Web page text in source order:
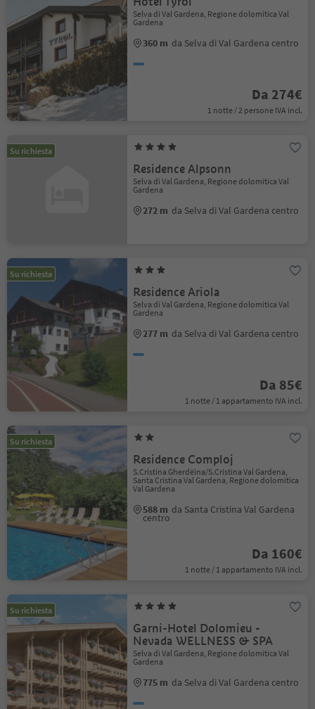
Selva di Val Gardena, Regione dolomitica Val
Gardena
360 m da Selva di Val Gardena centro
Da 274€
1 notte / 2 persone IVA incl.
Su richiesta
Residence Alpsonn
Selva di Val Gardena, Regione dolomitica Val
Gardena
272 m da Selva di Val Gardena centro
Su richiesta
Residence Ariola
Selva di Val Gardena, Regione dolomitica Val
Gardena
277 m da Selva di Val Gardena centro
Da 85€
1 notte / 1 appartamento IVA incl.
Su richiesta
Residence Comploj
S.Cristina Gherdëina/S.Cristina Val Gardena,
Santa Cristina Val Gardena, Regione dolomitica
Val Gardena
588 m da Santa Cristina Val Gardena
centro
Da 160€
1 notte / 1 appartamento IVA incl.
Su richiesta
Garni-Hotel Dolomieu -
Nevada WELLNESS & SPA
Selva di Val Gardena, Regione dolomitica Val
Gardena
775 m da Selva di Val Gardena centro